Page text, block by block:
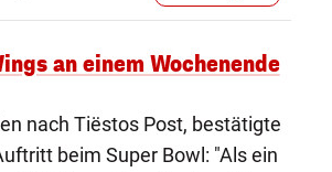
an einem Wochenende
nach Tiëstos Post, bestätigte
beim Super Bowl: "Als ein